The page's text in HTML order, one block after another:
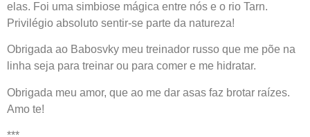
elas. Foi uma simbiose mágica entre nós e o rio Tarn.
Privilégio absoluto sentir-se parte da natureza!
Obrigada ao Babosvky meu treinador russo que me põe na
linha seja para treinar ou para comer e me hidratar.
Obrigada meu amor, que ao me dar asas faz brotar raízes.
Amo te!